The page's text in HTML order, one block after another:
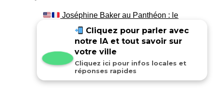
Joséphine Baker au Panthéon : le
Cliquez pour parler avec
notre IA et tout savoir sur
votre ville
Cliquez ici pour infos locales et
réponses rapides